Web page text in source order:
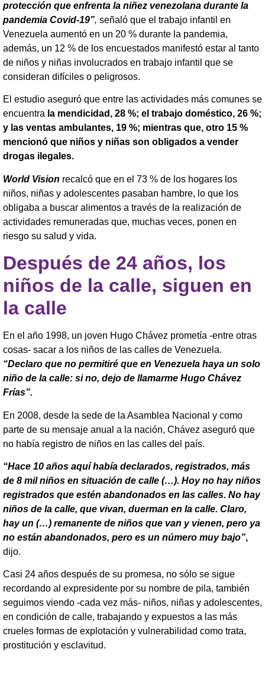
protección que enfrenta la niñez venezolana durante la
pandemia Covid-19”, señaló que el trabajo infantil en
Venezuela aumentó en un 20 % durante la pandemia,
además, un 12 % de los encuestados manifestó estar al tanto
de niños y niñas involucrados en trabajo infantil que se
consideran difíciles o peligrosos.
El estudio aseguró que entre las actividades más comunes se
encuentra la mendicidad, 28 %; el trabajo doméstico, 26 %;
y las ventas ambulantes, 19 %; mientras que, otro 15 %
mencionó que niños y niñas son obligados a vender
drogas ilegales.
World Vision recalcó que en el 73 % de los hogares los
niños, niñas y adolescentes pasaban hambre, lo que los
obligaba a buscar alimentos a través de la realización de
actividades remuneradas que, muchas veces, ponen en
riesgo su salud y vida.
Después de 24 años, los
niños de la calle, siguen en
la calle
En el año 1998, un joven Hugo Chávez prometía -entre otras
cosas- sacar a los niños de las calles de Venezuela.
“Declaro que no permitiré que en Venezuela haya un solo
niño de la calle: si no, dejo de llamarme Hugo Chávez
Frías”.
En 2008, desde la sede de la Asamblea Nacional y como
parte de su mensaje anual a la nación, Chávez aseguró que
no había registro de niños en las calles del país.
“Hace 10 años aquí había declarados, registrados, más
de 8 mil niños en situación de calle (…). Hoy no hay niños
registrados que estén abandonados en las calles. No hay
niños de la calle, que vivan, duerman en la calle. Claro,
hay un (…) remanente de niños que van y vienen, pero ya
no están abandonados, pero es un número muy bajo”,
dijo.
Casi 24 años después de su promesa, no sólo se sigue
recordando al expresidente por su nombre de pila, también
seguimos viendo -cada vez más- niños, niñas y adolescentes,
en condición de calle, trabajando y expuestos a las más
crueles formas de explotación y vulnerabilidad como trata,
prostitución y esclavitud.